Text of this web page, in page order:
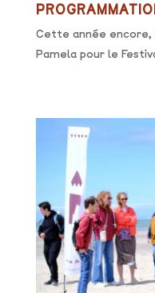
Cette année encore,
Pamela pour le